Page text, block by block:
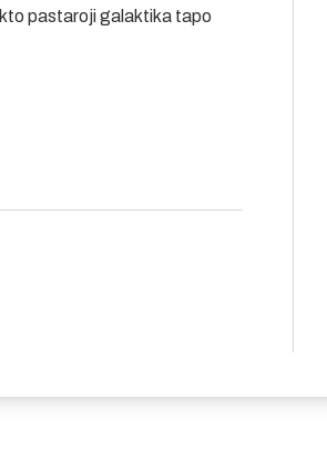
pastaroji galaktika tapo